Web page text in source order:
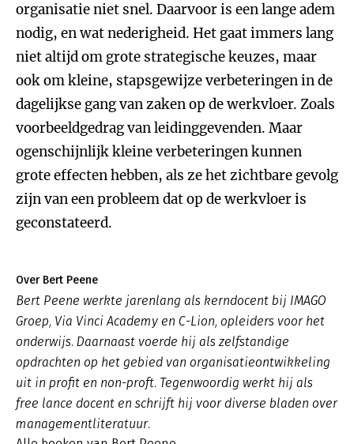
organisatie niet snel. Daarvoor is een lange adem
nodig, en wat nederigheid. Het gaat immers lang
niet altijd om grote strategische keuzes, maar
ook om kleine, stapsgewijze verbeteringen in de
dagelijkse gang van zaken op de werkvloer. Zoals
voorbeeldgedrag van leidinggevenden. Maar
ogenschijnlijk kleine verbeteringen kunnen
grote effecten hebben, als ze het zichtbare gevolg
zijn van een probleem dat op de werkvloer is
geconstateerd.
Over Bert Peene
Bert Peene werkte jarenlang als kerndocent bij IMAGO
Groep, Via Vinci Academy en C-Lion, opleiders voor het
onderwijs. Daarnaast voerde hij als zelfstandige
opdrachten op het gebied van organisatieontwikkeling
uit in profit en non-proft. Tegenwoordig werkt hij als
free lance docent en schrijft hij voor diverse bladen over
managementliteratuur.